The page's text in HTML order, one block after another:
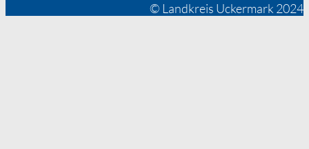
© Landkreis Uckermark 2024